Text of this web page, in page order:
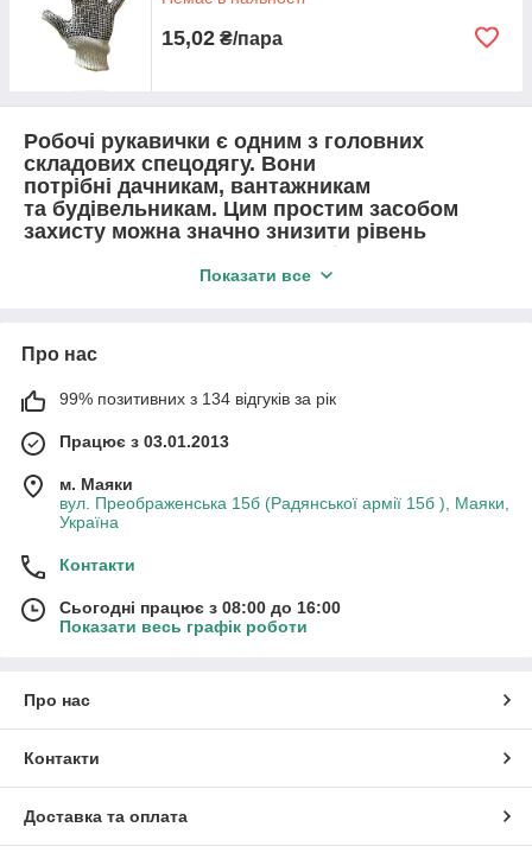
15,02 ₴/пара
Робочі рукавички є одним з головних
складових спецодягу. Вони
потрібні дачникам, вантажникам
та будівельникам. Цим простим засобом
захисту можна значно знизити рівень
пошкодження рук. У нашому інтернет
магазині "Agroterem" ви зможете придбати
Показати все
Про нас
99% позитивних з 134 відгуків за рік
Працює з 03.01.2013
м. Маяки
вул. Преображенська 15б (Радянської армії 15б ), Маяки,
Україна
Контакти
Сьогодні працює з 08:00 до 16:00
Показати весь графік роботи
Про нас
Контакти
Доставка та оплата